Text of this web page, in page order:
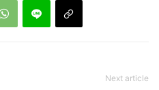
Next article